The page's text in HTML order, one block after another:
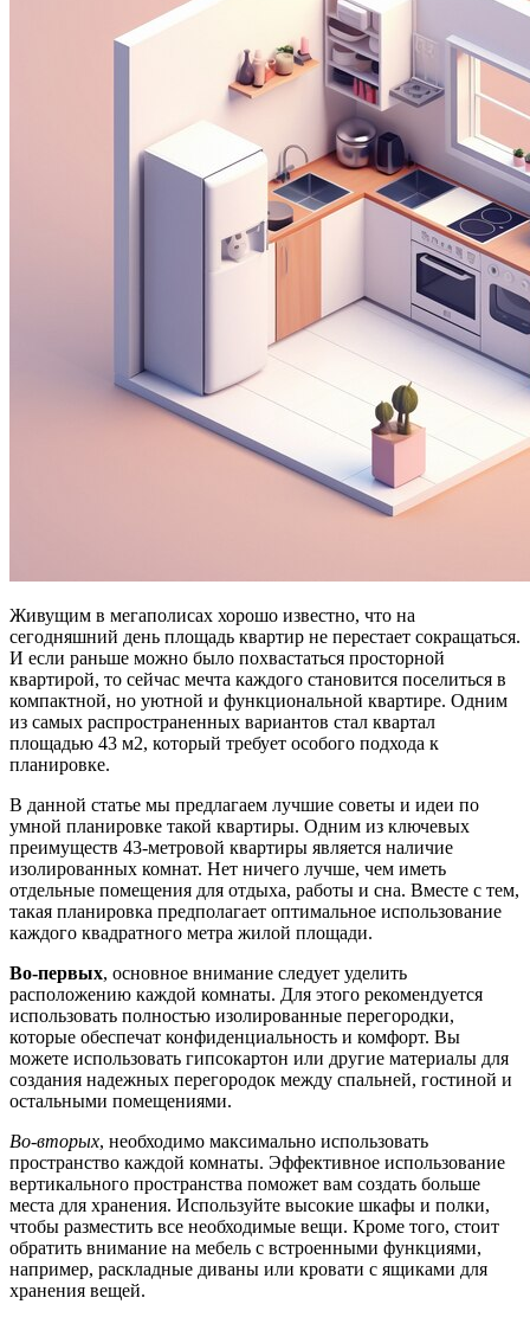
Живущим в мегаполисах хорошо известно, что на
сегодняшний день площадь квартир не перестает сокращаться.
И если раньше можно было похвастаться просторной
квартирой, то сейчас мечта каждого становится поселиться в
компактной, но уютной и функциональной квартире. Одним
из самых распространенных вариантов стал квартал
площадью 43 м2, который требует особого подхода к
планировке.
В данной статье мы предлагаем лучшие советы и идеи по
умной планировке такой квартиры. Одним из ключевых
преимуществ 43-метровой квартиры является наличие
изолированных комнат. Нет ничего лучше, чем иметь
отдельные помещения для отдыха, работы и сна. Вместе с тем,
такая планировка предполагает оптимальное использование
каждого квадратного метра жилой площади.
Во-первых, основное внимание следует уделить
расположению каждой комнаты. Для этого рекомендуется
использовать полностью изолированные перегородки,
которые обеспечат конфиденциальность и комфорт. Вы
можете использовать гипсокартон или другие материалы для
создания надежных перегородок между спальней, гостиной и
остальными помещениями.
Во-вторых, необходимо максимально использовать
пространство каждой комнаты. Эффективное использование
вертикального пространства поможет вам создать больше
места для хранения. Используйте высокие шкафы и полки,
чтобы разместить все необходимые вещи. Кроме того, стоит
обратить внимание на мебель с встроенными функциями,
например, раскладные диваны или кровати с ящиками для
хранения вещей.